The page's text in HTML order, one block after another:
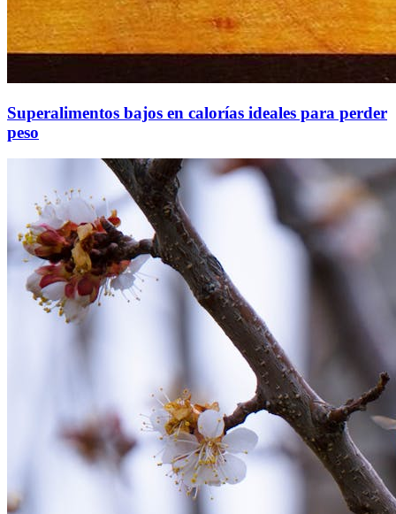
Superalimentos bajos en calorías ideales para perder
peso